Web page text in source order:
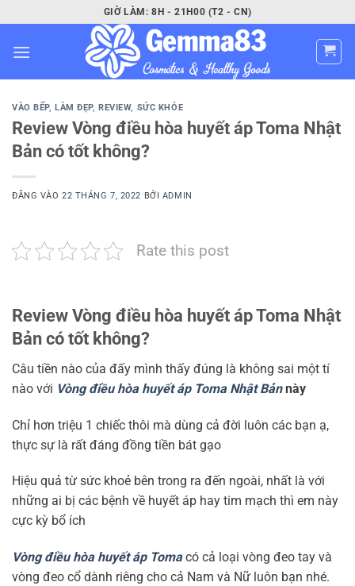
qua
nội
GIỜ LÀM: 8H - 21H00 (T2 - CN)
VÀO BẾP,LÀM ĐẸP,REVIEW, SỨC KHỎE
Review Vòng điều hòa huyết áp Toma Nhật
Bản có tốt không?
ĐĂNG VÀO22 THÁNG 7, 2022 BỞI ADMIN
Rate this post
Review Vòng điều hòa huyết áp Toma Nhật
Bản có tốt không?
Câu tiền nào của đấy mình thấy đúng là không sai một tí
nào với Vòng điều hòa huyết áp Toma Nhật Bảnnày
Chỉ hơn triệu 1 chiếc thôi mà dùng cả đời luôn các bạn ạ,
thực sự là rất đáng đồng tiền bát gạo
Hiệu quả từ sức khoẻ bên trong ra đến ngoài, nhất là với
những ai bị các bệnh về huyết áp hay tim mạch thì em này
cực kỳ bổ ích
Vòng điều hòa huyết áp Tomacó cả loại vòng đeo tay và
vòng đeo cổ dành riêng cho cả Nam và Nữ luôn bạn nhé.